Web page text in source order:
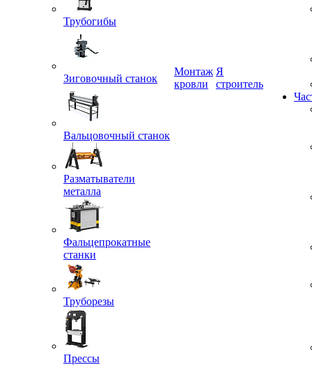
Трубогибы
Зиговочный станок
Вальцовочный станок
Разматыватели
металла
Фальцепрокатные
станки
Труборезы
Прессы
кровли
строитель